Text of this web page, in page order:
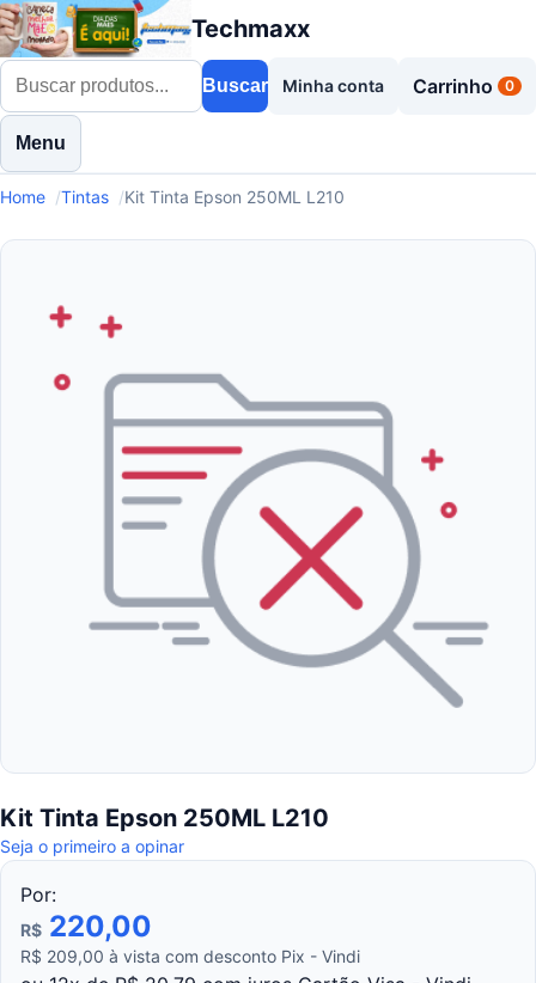
Techmaxx
Buscar Minha conta Carrinho 0
Menu
Home Tintas Kit Tinta Epson 250ML L210
Kit Tinta Epson 250ML L210
Seja o primeiro a opinar
Por:
R$ 220,00
R$ 209,00 à vista com desconto Pix - Vindi